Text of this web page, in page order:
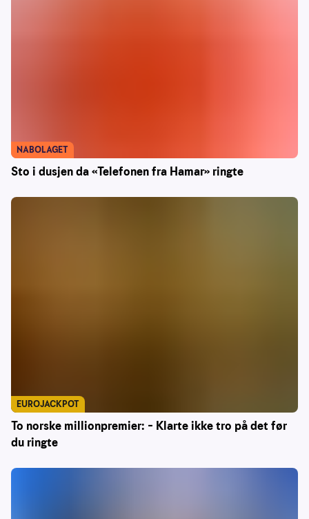
Sto i dusjen da «Telefonen fra Hamar» ringte
NABOLAGET
To norske millionpremier: – Klarte ikke tro på det før
du ringte
EUROJACKPOT